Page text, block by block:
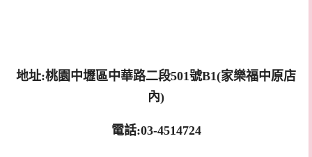
地址:桃園中壢區中華路二段501號B1(家樂福中原店
內)
電話:03-4514724